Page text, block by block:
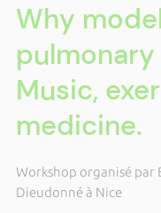
Why
Music,
medicine.
Workshop organisé par
Dieudonné à Nice